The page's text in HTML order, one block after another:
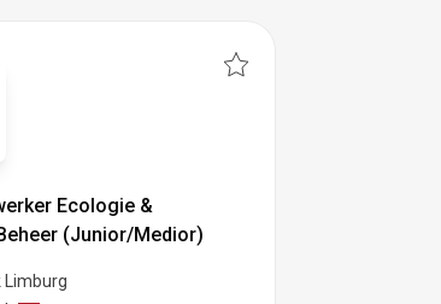
Ecologie &
(Junior/Medior)
Limburg